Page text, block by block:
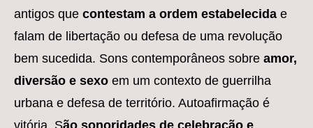
antigos que contestam a ordem estabelecida e
falam de libertação ou defesa de uma revolução
bem sucedida. Sons contemporâneos sobre amor,
diversão e sexo em um contexto de guerrilha
urbana e defesa de território. Autoafirmação é